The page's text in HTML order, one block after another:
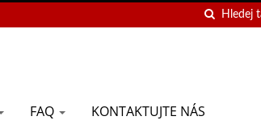
FAQ KONTAKTUJTE NÁS